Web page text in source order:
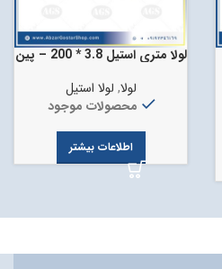
لولا متری استیل 3.8 * 200 – پین
وسط استیل
لولا, لولا استیل
محصولات موجود
اطلاعات بیشتر